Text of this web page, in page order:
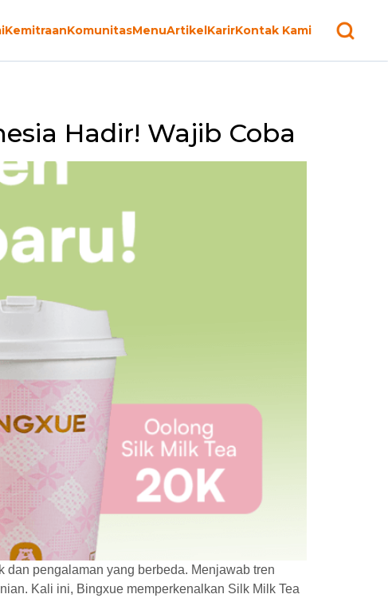
KemitraanKomunitasMenuArtikelKarirKontak Kami
Hadir! Wajib Coba
pengalaman yang berbeda. Menjawab tren
Kali ini, Bingxue memperkenalkan Silk Milk Tea